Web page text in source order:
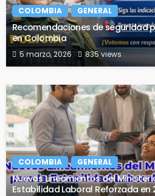
COLOMBIA GENERAL
Recomendaciones de seguridad
en Colombia
5 marzo, 2026 835 views
COLOMBIA GENERAL
Nuevos Lineamientos del
Estabilidad Laboral Reforzada en